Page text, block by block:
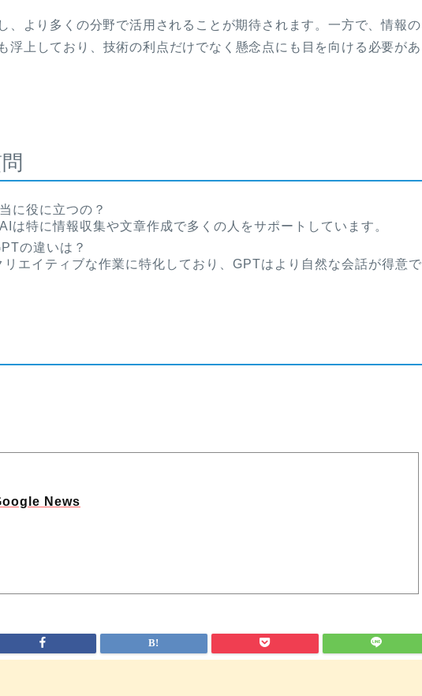
、より多くの分野で活用されることが期待されます。一方で、情報の
浮上しており、技術の利点だけでなく懸念点にも目を向ける必要があ
に役に立つの？
は特に情報収集や文章作成で多くの人をサポートしています。
の違いは？
エイティブな作業に特化しており、GPTはより自然な会話が得意で
News